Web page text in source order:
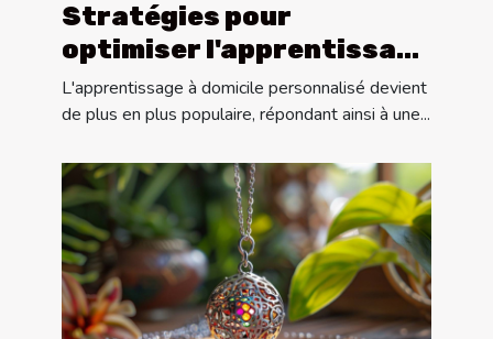
Stratégies pour
optimiser l'apprentissage
lors des cours
particuliers à domicile
L'apprentissage à domicile personnalisé devient
de plus en plus populaire, répondant ainsi à une...